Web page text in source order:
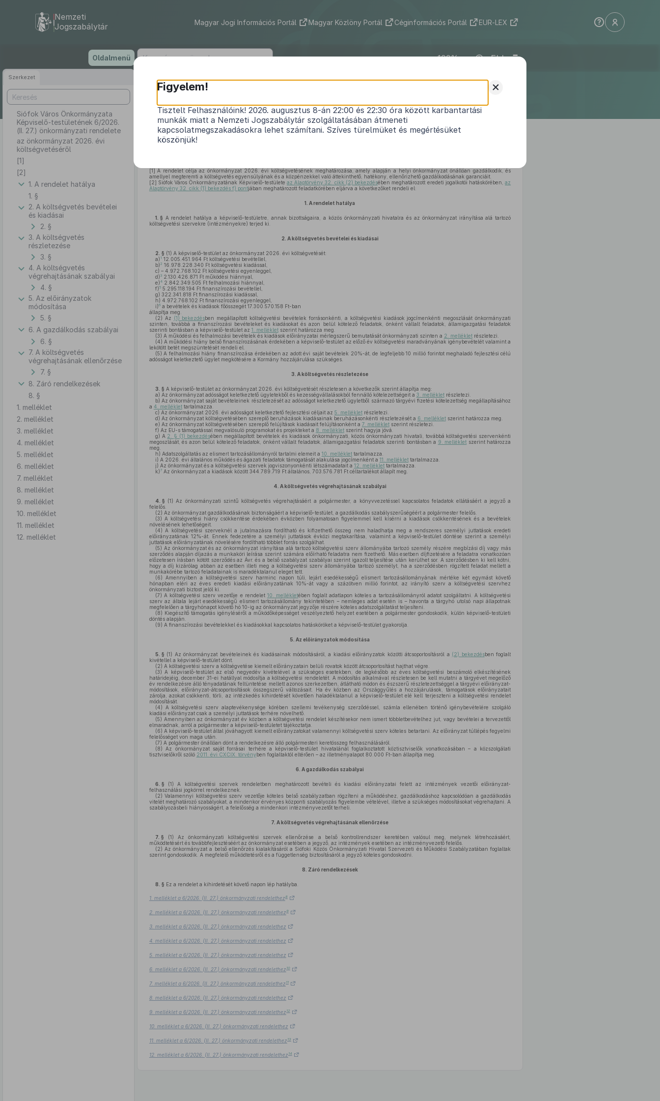
tartalomra
Nemzeti
Jogszabálytár
Magyar Jogi Információs Portál Magyar Közlöny Portál Céginformációs Portál EUR-LEX
Oldalmenü ELI
Szerkezet
Siófok Város Önkormányzata
Képviselő-testületének 6/2026.
(II. 27.) önkormányzati rendelete
az önkormányzat 2026. évi
költségvetéséről
[1]
[2]
1. A rendelet hatálya
1. §
2. A költségvetés bevételei
és kiadásai
2. §
3. A költségvetés
részletezése
3. §
4. A költségvetés
végrehajtásának szabályai
4. §
5. Az előirányzatok
módosítása
5. §
6. A gazdálkodás szabályai
6. §
7. A költségvetés
végrehajtásának ellenőrzése
7. §
8. Záró rendelkezések
8. §
1. melléklet
2. melléklet
3. melléklet
4. melléklet
5. melléklet
6. melléklet
7. melléklet
8. melléklet
9. melléklet
10. melléklet
11. melléklet
12. melléklet
Siófok Város Önkormányzata Képviselő-testületének
az önkormányzat 2026. évi költségvetéséről
[1] A rendelet célja az önkormányzat 2026. évi költségvetésének meghatározása, amely alapján a helyi önkormányzat önállóan gazdálkodik, és
amellyel megteremti a költségvetés egyensúlyának és a közpénzekkel való áttekinthető, hatékony, ellenőrizhető gazdálkodásának garanciáit.
[2] Siófok Város Önkormányzatának Képviselő-testülete az Alaptörvény 32. cikk (2) bekezdésében meghatározott eredeti jogalkotói hatáskörében,az
Alaptörvény 32. cikk (1) bekezdés f) pontjában meghatározott feladatkörében eljárva a következőket rendeli el:
1. A rendelet hatálya
1. § A rendelet hatálya a képviselő-testületre, annak bizottságaira, a közös önkormányzati hivatalra és az önkormányzat irányítása alá tartozó
költségvetési szervekre (intézményekre) terjed ki.
2. A költségvetés bevételei és kiadásai
2. § (1) A képviselő-testület az önkormányzat 2026. évi költségvetését:
a) 1 12.005.451.964 Ft költségvetési bevétellel,
b) 2 16.978.228.340 Ft költségvetési kiadással,
c) – 4.972.768.102 Ft költségvetési egyenleggel,
d) 32.130.426.871 Ft működési hiánnyal,
e)42.842.349.505 Ft felhalmozási hiánnyal,
f)55.295.118.194 Ft finanszírozási bevétellel,
g) 322.341.818 Ft finanszírozási kiadással,
h) 4.972.768.102 Ft finanszírozási egyenleggel,
i)6a bevételek és kiadások főösszegét 17.300.570.158 Ft-ban
állapítja meg.
(2) Az (1) bekezdésben megállapított költségvetési bevételek forrásonkénti, a költségvetési kiadások jogcímenkénti megoszlását önkormányzati
szinten, továbbá a finanszírozási bevételeket és kiadásokat és azon belül kötelező feladatok, önként vállalt feladatok, államigazgatási feladatok
szerinti bontásban a képviselő-testület az 1. mellékletszerint határozza meg.
(3) A működési és felhalmozási bevételek és kiadások előirányzatai mérlegszerű bemutatását önkormányzati szinten a 2. mellékletrészletezi.
(4) A működési hiány belső finanszírozásának érdekében a képviselő-testület az előző év költségvetési maradványának igénybevételét valamint a
lekötött betét megszüntetését rendeli el.
(5) A felhalmozási hiány finanszírozása érdekében az adott évi saját bevételek 20%-át, de legfeljebb 10 millió forintot meghaladó fejlesztési célú
adósságot keletkeztető ügylet megkötésére a Kormány hozzájárulása szükséges.
3. A költségvetés részletezése
3. § A képviselő-testület az önkormányzat 2026. évi költségvetését részletesen a következők szerint állapítja meg:
a) Az önkormányzat adósságot keletkeztető ügyletekből és kezességvállalásokból fennálló kötelezettségeit a 3. mellékletrészletezi.
b) Az önkormányzat saját bevételeinek részletezését az adósságot keletkeztető ügyletből származó tárgyévi fizetési kötelezettség megállapításához
a 4. melléklettartalmazza.
c) Az önkormányzat 2026. évi adósságot keletkeztető fejlesztési céljait az 5. mellékletrészletezi.
d) Az önkormányzat költségvetésében szereplő beruházások kiadásainak beruházásonkénti részletezését a 6. mellékletszerint határozza meg.
e) Az önkormányzat költségvetésében szereplő felújítások kiadásait felújításonként a 7. mellékletszerint részletezi.
f) Az EU-s támogatással megvalósuló programokat és projekteket a 8. mellékletszerint hagyja jóvá.
g) A 2. § (1) bekezdésében megállapított bevételek és kiadások önkormányzati, közös önkormányzati hivatali, továbbá költségvetési szervenkénti
megoszlását, és azon belül kötelező feladatok, önként vállalt feladatok, államigazgatási feladatok szerinti bontásban a 9. melléklet szerint határozza
meg.
h) Adatszolgáltatás az elismert tartozásállományról tartalmi elemeit a 10. melléklettartalmazza.
i) A 2026. évi általános működés és ágazati feladatok támogatását alakulása jogcímenként a 11. melléklettartalmazza.
j) Az önkormányzat és a költségvetési szervek jogviszonyonkénti létszámadatait a 12. melléklettartalmazza.
k)7Az önkormányzat a kiadások között 344.789.719 Ft általános, 703.576.781 Ft céltartalékot állapít meg.
4. A költségvetés végrehajtásának szabályai
4. § (1) Az önkormányzati szintű költségvetés végrehajtásáért a polgármester, a könyvvezetéssel kapcsolatos feladatok ellátásáért a jegyző a
felelős.
(2) Az önkormányzat gazdálkodásának biztonságáért a képviselő-testület, a gazdálkodás szabályszerűségéért a polgármester felelős.
(3) A költségvetési hiány csökkentése érdekében évközben folyamatosan figyelemmel kell kísérni a kiadások csökkentésének és a bevételek
növelésének lehetőségeit.
(4) A költségvetési szerveknél a jutalmazásra fordítható és kifizethető összeg nem haladhatja meg a rendszeres személyi juttatások eredeti
előirányzatának 12%-át. Ennek fedezetére a személyi juttatások évközi megtakarítása, valamint a képviselő-testület döntése szerint a személyi
juttatások előirányzatának növelésére fordítható többlet forrás szolgálhat.
(5) Az önkormányzat és az önkormányzat irányítása alá tartozó költségvetési szerv állományába tartozó személy részére megbízási díj vagy más
szerződés alapján díjazás a munkaköri leírása szerint számára előírható feladatra nem fizethető. Más esetben díjfizetésére a feladatra vonatkozóan
előzetesen írásban kötött szerződés az Ávr. és a belső szabályzat szabályai szerint igazolt teljesítése után kerülhet sor. A szerződésben ki kell kötni,
hogy a díj kizárólag abban az esetben illeti meg a költségvetési szerv állományába tartozó személyt, ha a szerződésben rögzített feladat mellett a
munkakörébe tartozó feladatainak is maradéktalanul eleget tett.
(6) Amennyiben a költségvetési szerv harminc napon túli, lejárt esedékességű elismert tartozásállományának mértéke két egymást követő
hónapban eléri az éves eredeti kiadási előirányzatának 10%-át vagy a százötven millió forintot, az irányító szerv a költségvetési szervhez
önkormányzati biztost jelöl ki.
(7) A költségvetési szerv vezetője e rendelet 10. mellékletében foglalt adatlapon köteles a tartozásállományról adatot szolgáltatni. A költségvetési
szerv az általa lejárt esedékességű elismert tartozásállomány tekintetében – nemleges adat esetén is – havonta a tárgyhó utolsó napi állapotnak
megfelelően a tárgyhónapot követő hó 10-ig az önkormányzat jegyzője részére köteles adatszolgáltatást teljesíteni.
(8) Kiegészítő támogatás igényléséről a működőképességet veszélyeztető helyzet esetében a polgármester gondoskodik, külön képviselő-testületi
döntés alapján.
(9) A finanszírozási bevételekkel és kiadásokkal kapcsolatos hatásköröket a képviselő-testület gyakorolja.
5. Az előirányzatok módosítása
5. § (1) Az önkormányzat bevételeinek és kiadásainak módosításáról, a kiadási előirányzatok közötti átcsoportosításról a (2) bekezdésben foglalt
kivétellel a képviselő-testület dönt.
(2) A költségvetési szerv a költségvetése kiemelt előirányzatain belüli rovatok között átcsoportosítást hajthat végre.
(3) A képviselő-testület az első negyedév kivételével a szükséges esetekben, de legkésőbb az éves költségvetési beszámoló elkészítésének
határidejéig, december 31-ei hatállyal módosítja a költségvetési rendeletét. A módosítás alkalmával részletesen be kell mutatni a tárgyévet megelőző
év rendelkezésre álló tényadatának feltüntetése mellett azonos szerkezetben, átlátható módon és észszerű részletezettséggel a tárgyévi előirányzat-
módosítások, előirányzat-átcsoportosítások összegszerű változásait. Ha év közben az Országgyűlés a hozzájárulások, támogatások előirányzatait
zárolja, azokat csökkenti, törli, az intézkedés kihirdetését követően haladéktalanul a képviselő-testület elé kell terjeszteni a költségvetési rendelet
módosítását.
(4) A költségvetési szerv alaptevékenysége körében szellemi tevékenység szerződéssel, számla ellenében történő igénybevételére szolgáló
kiadási előirányzat csak a személyi juttatások terhére növelhető.
(5) Amennyiben az önkormányzat év közben a költségvetési rendelet készítésekor nem ismert többletbevételhez jut, vagy bevételei a tervezettől
elmaradnak, arról a polgármester a képviselő-testületet tájékoztatja.
(6) A képviselő-testület által jóváhagyott kiemelt előirányzatokat valamennyi költségvetési szerv köteles betartani. Az előirányzat túllépés fegyelmi
felelősséget von maga után.
(7) A polgármester önállóan dönt a rendelkezésre álló polgármesteri keretösszeg felhasználásáról.
(8) Az önkormányzat saját forrásai terhére a képviselő-testület hivatalánál foglalkoztatott köztisztviselők vonatkozásában – a közszolgálati
tisztviselőkről szóló 2011. évi CXCIX. törvényben foglaltaktól eltérően – az illetményalapot 80.000 Ft-ban állapítja meg.
6. A gazdálkodás szabályai
6. § (1) A költségvetési szervek rendeletben meghatározott bevételi és kiadási előirányzatai felett az intézmények vezetői előirányzat-
felhasználási jogkörrel rendelkeznek.
(2) Valamennyi költségvetési szerv vezetője köteles belső szabályzatban rögzíteni a működéshez, gazdálkodáshoz kapcsolódóan a gazdálkodás
vitelét meghatározó szabályokat, a mindenkor érvényes központi szabályozás figyelembe vételével, illetve a szükséges módosításokat végrehajtani. A
szabályozásbeli hiányosságért, a felelősség a mindenkori intézményvezetőt terheli.
7. A költségvetés végrehajtásának ellenőrzése
7. § (1) Az önkormányzati költségvetési szervek ellenőrzése a belső kontrollrendszer keretében valósul meg, melynek létrehozásáért,
működtetésért és továbbfejlesztéséért az önkormányzat esetében a jegyző, az intézmények esetében az intézményvezető felelős.
(2) Az önkormányzat a belső ellenőrzés kialakításáról a Siófoki Közös Önkormányzati Hivatal Szervezeti és Működési Szabályzatában foglaltak
szerint gondoskodik. A megfelelő működtetésről és a függetlenség biztosításáról a jegyző köteles gondoskodni.
8. Záró rendelkezések
8. § Ez a rendelet a kihirdetését követő napon lép hatályba.
1. melléklet a 6/2026. (II. 27.) önkormányzati rendelethez8
2. melléklet a 6/2026. (II. 27.) önkormányzati rendelethez9
3. melléklet a 6/2026. (II. 27.) önkormányzati rendelethez
4. melléklet a 6/2026. (II. 27.) önkormányzati rendelethez
5. melléklet a 6/2026. (II. 27.) önkormányzati rendelethez
6. melléklet a 6/2026. (II. 27.) önkormányzati rendelethez 10
7. melléklet a 6/2026. (II. 27.) önkormányzati rendelethez 11
8. melléklet a 6/2026. (II. 27.) önkormányzati rendelethez
9. melléklet a 6/2026. (II. 27.) önkormányzati rendelethez 12
10. melléklet a 6/2026. (II. 27.) önkormányzati rendelethez
11. melléklet a 6/2026. (II. 27.) önkormányzati rendelethez 13
12. melléklet a 6/2026. (II. 27.) önkormányzati rendelethez 14
+
Figyelem!
Tisztelt Felhasználóink! 2026. augusztus 8-án 22:00 és 22:30 óra között karbantartási
munkák miatt a Nemzeti Jogszabálytár szolgáltatásában átmeneti
kapcsolatmegszakadásokra lehet számítani. Szíves türelmüket és megértésüket
köszönjük!